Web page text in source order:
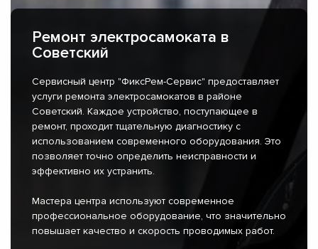
Ремонт электросамоката в
Советский
Сервисный центр "ФиксРем-Сервис" предоставляет
услуги ремонта электросамокатов в районе
Советский. Каждое устройство, поступающее в
ремонт, проходит тщательную диагностику с
использованием современного оборудования. Это
позволяет точно определить неисправности и
эффективно их устранить.
Мастера центра используют современное
профессиональное оборудование, что значительно
повышает качество и скорость проводимых работ.